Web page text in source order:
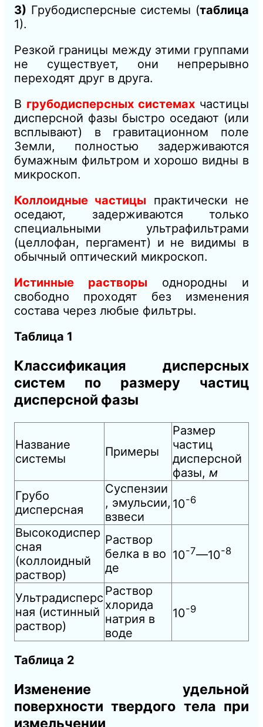
3) Грубодисперсные системы (таблица
1).
Резкой границы между этими группами
не существует, они непрерывно
переходят друг в друга.
В грубодисперсных системах частицы
дисперсной фазы быстро оседают (или
всплывают) в гравитационном поле
Земли, полностью задерживаются
бумажным фильтром и хорошо видны в
микроскоп.
Коллоидные частицы практически не
оседают, задерживаются только
специальными ультрафильтрами
(целлофан, пергамент) и не видимы в
обычный оптический микроскоп.
Истинные растворы однородны и
свободно проходят без изменения
состава через любые фильтры.
Таблица 1
Классификация дисперсных
систем по размеру частиц
дисперсной фазы
Название
системы
Примеры
Размер
частиц
дисперсной
фазы, м
Грубо
дисперсная
Суспензии
, эмульсии,
взвеси
10-6
Высокодиспер
сная
(коллоидный
раствор)
Раствор
белка в во
де
10-7—10-8
Ультрадисперс
ная (истинный
раствор)
Раствор
хлорида
натрия в
воде
10-9
Таблица 2
Изменение удельной
поверхности твердого тела при
измельчении